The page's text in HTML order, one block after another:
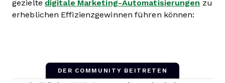
gezielte digitale Marketing-Automatisierungen zu
erheblichen Effizienzgewinnen führen können:
DER COMMUNITY BEITRETEN